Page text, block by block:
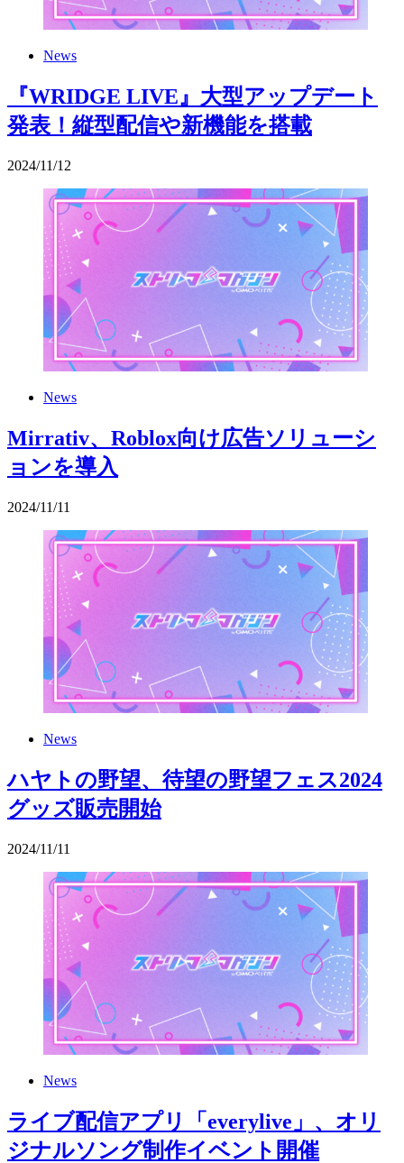
News
『WRIDGE LIVE』大型アップデート
発表！縦型配信や新機能を搭載
2024/11/12
News
Mirrativ、Roblox向け広告ソリューシ
ョンを導入
2024/11/11
News
ハヤトの野望、待望の野望フェス2024
グッズ販売開始
2024/11/11
News
ライブ配信アプリ「everylive」、オリ
ジナルソング制作イベント開催